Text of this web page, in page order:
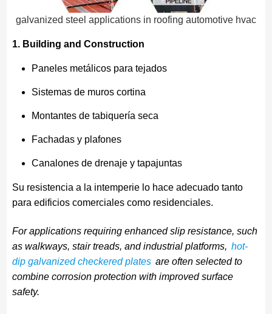
galvanized steel applications in roofing automotive hvac
1. Building and Construction
Paneles metálicos para tejados
Sistemas de muros cortina
Montantes de tabiquería seca
Fachadas y plafones
Canalones de drenaje y tapajuntas
Su resistencia a la intemperie lo hace adecuado tanto
para edificios comerciales como residenciales.
For applications requiring enhanced slip resistance, such
as walkways, stair treads, and industrial platforms, hot-
dip galvanized checkered plates are often selected to
combine corrosion protection with improved surface
safety.